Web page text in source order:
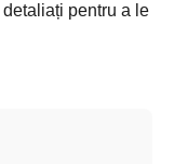
pentru a le